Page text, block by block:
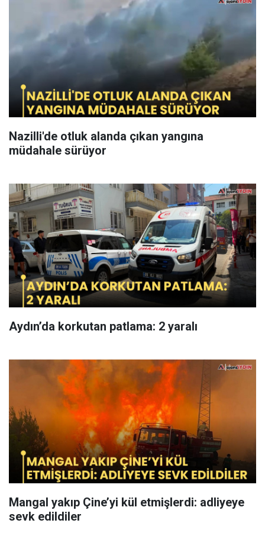
Nazilli'de otluk alanda çıkan yangına
müdahale sürüyor
Aydın’da korkutan patlama: 2 yaralı
Mangal yakıp Çine’yi kül etmişlerdi: adliyeye
sevk edildiler